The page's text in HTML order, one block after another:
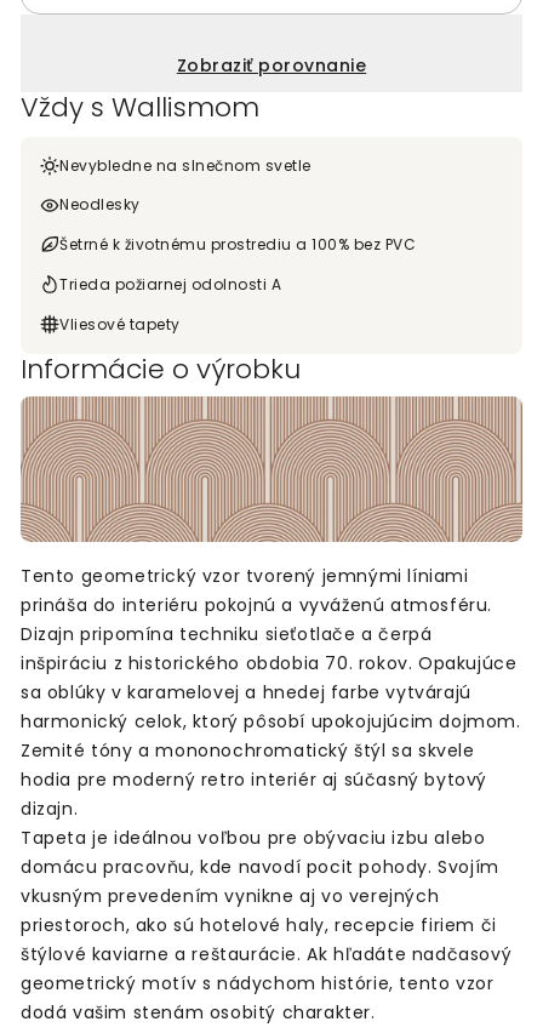
Zobraziť porovnanie
Vždy s Wallismom
Nevybledne na slnečnom svetle
Neodlesky
Šetrné k životnému prostrediu a 100% bez PVC
Trieda požiarnej odolnosti A
Vliesové tapety
Informácie o výrobku
Tento geometrický vzor tvorený jemnými líniami
prináša do interiéru pokojnú a vyváženú atmosféru.
Dizajn pripomína techniku sieťotlače a čerpá
inšpiráciu z historického obdobia 70. rokov. Opakujúce
sa oblúky v karamelovej a hnedej farbe vytvárajú
harmonický celok, ktorý pôsobí upokojujúcim dojmom.
Zemité tóny a mononochromatický štýl sa skvele
hodia pre moderný retro interiér aj súčasný bytový
dizajn.
Tapeta je ideálnou voľbou pre obývaciu izbu alebo
domácu pracovňu, kde navodí pocit pohody. Svojím
vkusným prevedením vynikne aj vo verejných
priestoroch, ako sú hotelové haly, recepcie firiem či
štýlové kaviarne a reštaurácie. Ak hľadáte nadčasový
geometrický motív s nádychom histórie, tento vzor
dodá vašim stenám osobitý charakter.